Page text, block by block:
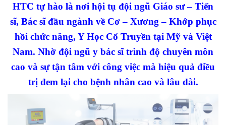
HTC tự hào là nơi hội tụ đội ngũ Giáo sư – Tiến
sĩ, Bác sĩ đầu ngành về Cơ – Xương – Khớp phục
hồi chức năng, Y Học Cổ Truyền tại Mỹ và Việt
Nam. Nhờ đội ngũ y bác sĩ trình độ chuyên môn
cao và sự tận tâm với công việc mà hiệu quả điều
trị đem lại cho bệnh nhân cao và lâu dài.